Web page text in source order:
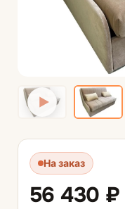
На заказ
56 430 ₽